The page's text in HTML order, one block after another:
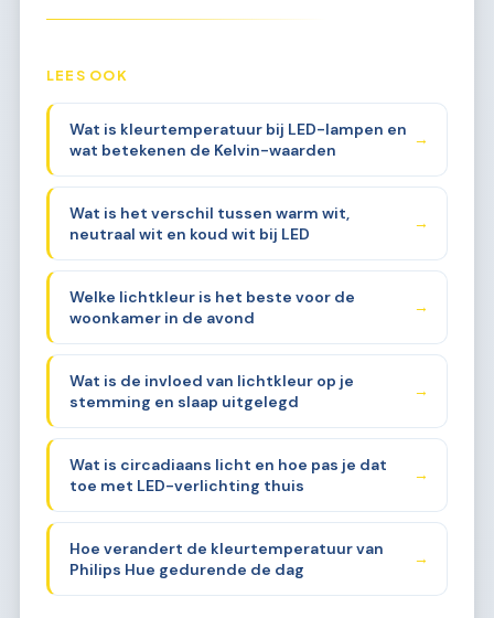
LEES OOK
Wat is kleurtemperatuur bij LED-lampen en
wat betekenen de Kelvin-waarden
→
Wat is het verschil tussen warm wit,
neutraal wit en koud wit bij LED
→
Welke lichtkleur is het beste voor de
woonkamer in de avond
→
Wat is de invloed van lichtkleur op je
stemming en slaap uitgelegd
→
Wat is circadiaans licht en hoe pas je dat
toe met LED-verlichting thuis
→
Hoe verandert de kleurtemperatuur van
Philips Hue gedurende de dag
→